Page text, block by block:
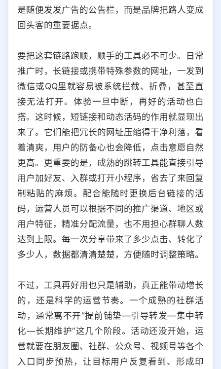
是随便发发广告的公告栏，而是品牌把路人变成
回头客的重要据点。
要把这套链路跑顺，顺手的工具必不可少。日常
推广时，长链接或携带特殊参数的网址，一发到
微信或QQ里就容易被系统拦截、折叠，甚至直
接无法打开。体验一旦中断，再好的活动也白
搭。这时候，短链接和动态活码的作用就显现出
来了。它们能把冗长的网址压缩得干净利落，看
着清爽，用户的防备心也会降低，点击意愿自然
更高。更重要的是，成熟的跳转工具能直接引导
用户加好友、入群或打开小程序，省去了来回复
制粘贴的麻烦。配合能随时更换后台链接的活
码，运营人员可以根据不同的推广渠道、地区或
用户特征，精准分配流量，也不用担心群聊人数
达到上限。每一次分享带来了多少点击、转化了
多少人，数据都清清楚楚，方便随时调整策略。
不过，工具再好用也只是辅助，真正能带动增长
的，还是科学的运营节奏。一个成熟的社群活
动，通常离不开“提前铺垫—引导转发—集中转
化—长期维护”这几个阶段。活动还没开始，运
营就要在朋友圈、社群、公众号、视频号等各个
入口同步预热，让目标用户反复看到、形成印